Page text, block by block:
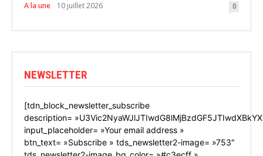
A la une 10 juillet 2026 0
NEWSLETTER
[tdn_block_newsletter_subscribe
description=
input_placeholder= »Your email address »
btn_text= »Subscribe » tds_newsletter2-image= »753″